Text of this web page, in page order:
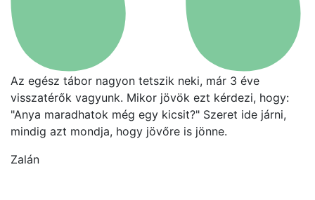
Az egész tábor nagyon tetszik neki, már 3 éve
visszatérők vagyunk. Mikor jövök ezt kérdezi, hogy:
"Anya maradhatok még egy kicsit?" Szeret ide járni,
mindig azt mondja, hogy jövőre is jönne.
Zalán